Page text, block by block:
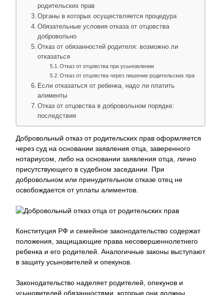
родительских прав
Органы в которых осуществляется процедура
Обязательные условия отказа от отцовства
добровольно
Отказ от обязанностей родителя: возможно ли
отказаться
Отказ от отцовства при усыновлении
Отказ от отцовства через лишение родительских прав
Если отказаться от ребенка, надо ли платить
алименты
Отказ от отцовства в добровольном порядке:
последствия
Добровольный отказ от родительских прав оформляется
через суд на основании заявления отца, заверенного
нотариусом, либо на основании заявления отца, лично
присутствующего в судебном заседании. При
добровольном или принудительном отказе отец не
освобождается от уплаты алиментов.
Конституция РФ и семейное законодательство содержат
положения, защищающие права несовершеннолетнего
ребенка и его родителей. Аналогичные законы выступают
в защиту усыновителей и опекунов.
Законодательство наделяет родителей, опекунов и
усыновителей обязанностями, которые они должны